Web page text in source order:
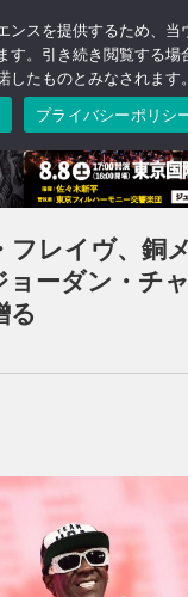
フレイヴ、銅
ョーダン・チ
る
ンスを提供するため、当
す。引き続き閲覧する場
したものとみなされます。
プライバシーポリシ